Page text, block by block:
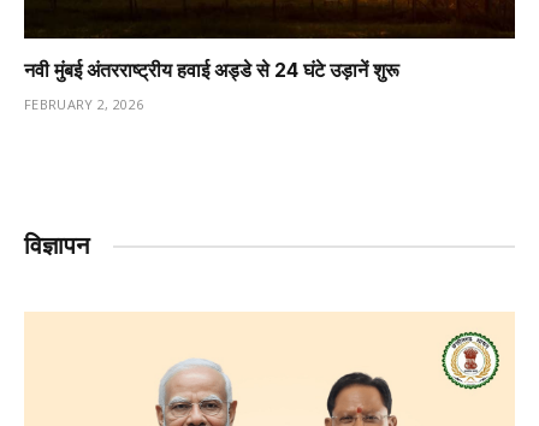
नवी मुंबई अंतरराष्ट्रीय हवाई अड्डे से 24 घंटे उड़ानें शुरू
FEBRUARY 2, 2026
विज्ञापन